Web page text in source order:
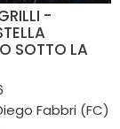
-
SOTTO LA
Fabbri (FC)